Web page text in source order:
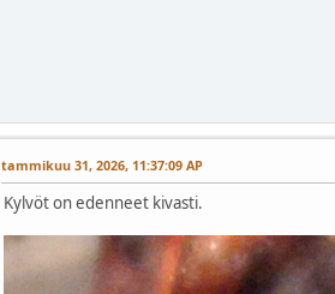
tammikuu 31, 2026, 11:37:09 AP
Kylvöt on edenneet kivasti.